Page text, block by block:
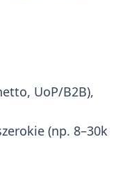
UoP/B2B),
(np. 8–30k